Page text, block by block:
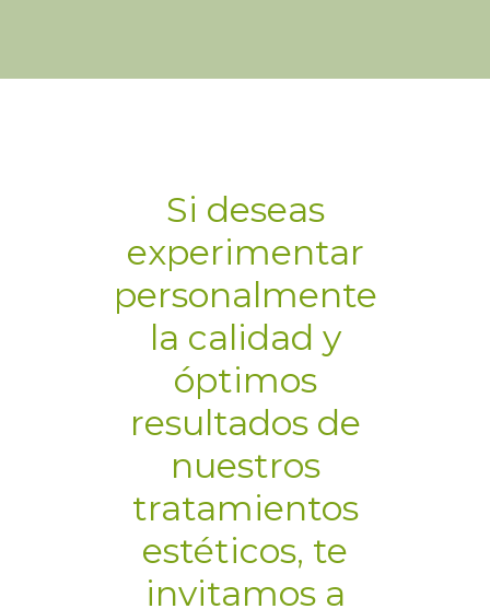
Si deseas
experimentar
personalmente
la calidad y
óptimos
resultados de
nuestros
tratamientos
estéticos, te
invitamos a